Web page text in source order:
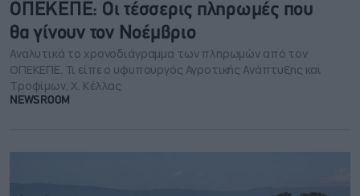
ΟΠΕΚΕΠΕ: Οι τέσσερις πληρωμές που
θα γίνουν τον Νοέμβριο
Αναλυτικά το χρονοδιάγραμμα των πληρωμών από τον
ΟΠΕΚΕΠΕ. Τι είπε ο υφυπουργός Αγροτικής Ανάπτυξης και
Τροφίμων, Χ. Κέλλας
NEWSROOM